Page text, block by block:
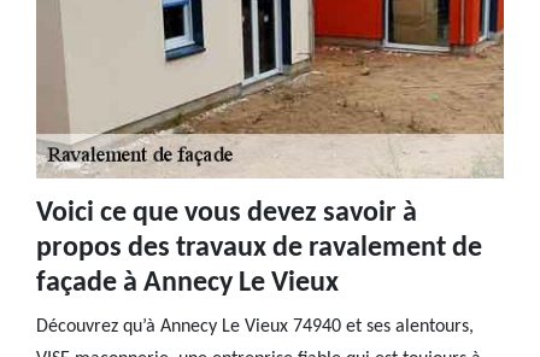
Voici ce que vous devez savoir à
propos des travaux de ravalement de
façade à Annecy Le Vieux
Découvrez qu’à Annecy Le Vieux 74940 et ses alentours,